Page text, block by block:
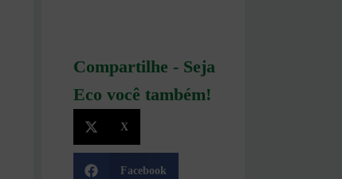
Compartilhe - Seja
Eco você também!
X
Facebook